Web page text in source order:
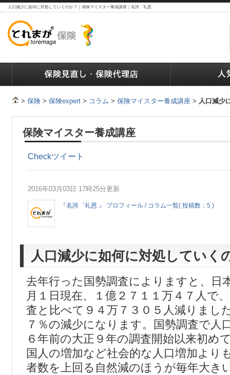
人口減少に如何に対処していくのか？｜保険マイスター養成講座｜名誇゜礼恩
> 保険 > 保険expert > コラム > 保険マイスター養成講座 > 人口減少
保険マイスター養成講座
Checkツイート
2016年03月03日 17時25分更新
『名誇゜礼恩 』 プロフィール / コラム一覧( 投稿数：5 )
人口減少に如何に対処していく
去年行った国勢調査によりますと、日
月１日現在、１億２７１１万４７人で
査と比べて９４万７３０５人減りまし
７％の減少になります。国勢調査で人
６年前の大正９年の調査開始以来初め
国人の増加など社会的な人口増加より
者数を上回る自然減のほうが毎年大き